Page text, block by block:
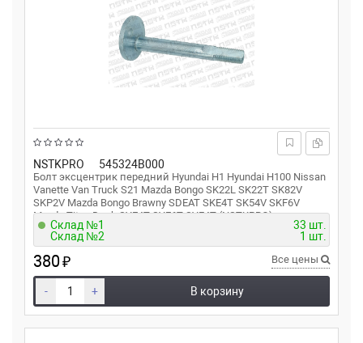
NSTKPRO 545324B000
Болт эксцентрик передний Hyundai H1 Hyundai H100 Nissan
Vanette Van Truck S21 Mazda Bongo SK22L SK22T SK82V
SKP2V Mazda Bongo Brawny SDEAT SKE4T SK54V SKF6V
Mazda Titan Dash SYE4T SYE6T SYF4T (NSTKPRO)
Склад №1
33 шт.
Склад №2
1 шт.
380₽ Все цены
- + В корзину